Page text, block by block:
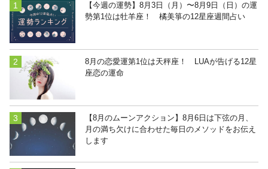
【今週の運勢】8月3日（月）〜8月9日（日）の運
勢第1位は牡羊座！ 橘美箏の12星座週間占い
8月の恋愛運第1位は天秤座！ LUAが告げる12星
座恋の運命
【8月のムーンアクション】8月6日は下弦の月、
月の満ち欠けに合わせた毎日のメソッドをお伝え
します